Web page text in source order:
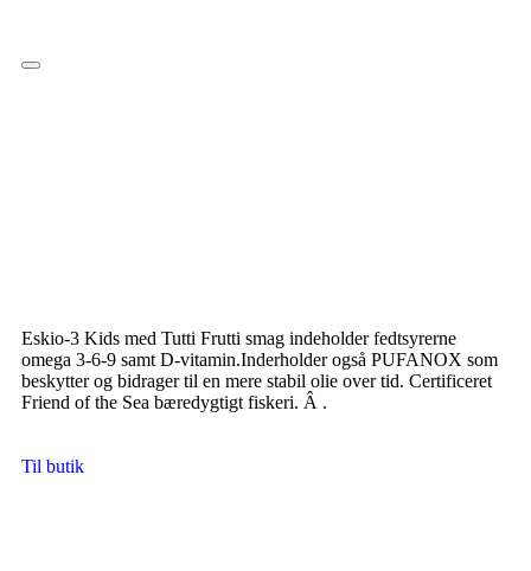
Hamburger Toggle Menu
Eskio-3 Kids med Tutti Frutti smag indeholder fedtsyrerne
omega 3-6-9 samt D-vitamin.Inderholder også PUFANOX som
beskytter og bidrager til en mere stabil olie over tid. Certificeret
Friend of the Sea bæredygtigt fiskeri. Â .
Til butik